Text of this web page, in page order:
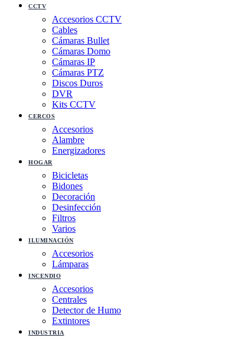
CCTV
Accesorios CCTV
Cables
Cámaras Bullet
Cámaras Domo
Cámaras IP
Cámaras PTZ
Discos Duros
DVR
Kits CCTV
CERCOS
Accesorios
Alambre
Energizadores
HOGAR
Bicicletas
Bidones
Decoración
Desinfección
Filtros
Varios
ILUMINACIÓN
Accesorios
Lámparas
INCENDIO
Accesorios
Centrales
Detector de Humo
Extintores
INDUSTRIA